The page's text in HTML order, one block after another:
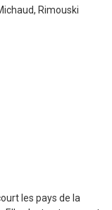
Rimouski
les pays de la